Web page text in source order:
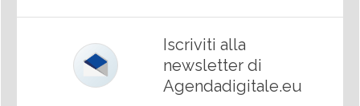
Iscriviti alla
newsletter di
Agendadigitale.eu